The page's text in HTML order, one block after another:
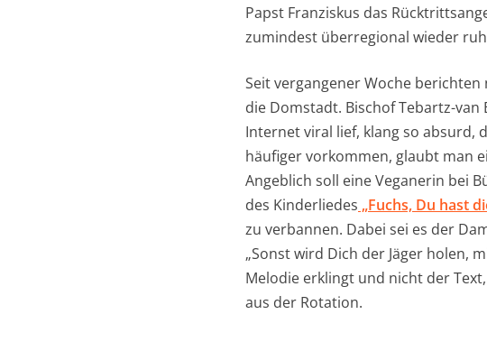
Papst Franziskus das
zumindest überregional wieder
Seit vergangener Woche
die Domstadt. Bischof Tebartz-
Internet viral lief, klang so absurd,
häufiger vorkommen, glaubt man
Angeblich soll eine Veganerin bei
des Kinderliedes „Fuchs, Du hast
zu verbannen. Dabei sei es der
„Sonst wird Dich der Jäger holen,
Melodie erklingt und nicht der
aus der Rotation.